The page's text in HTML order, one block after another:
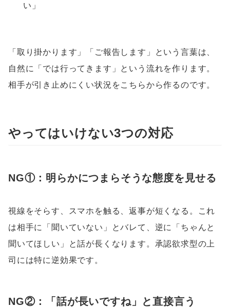
い」
「取り掛かります」「ご報告します」という言葉は、
自然に「では行ってきます」という流れを作ります。
相手が引き止めにくい状況をこちらから作るのです。
やってはいけない3つの対応
NG①：明らかにつまらそうな態度を見せる
視線をそらす、スマホを触る、返事が短くなる。これ
は相手に「聞いていない」とバレて、逆に「ちゃんと
聞いてほしい」と話が長くなります。承認欲求型の上
司には特に逆効果です。
NG②：「話が長いですね」と直接言う